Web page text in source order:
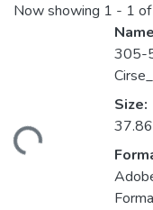
Now showing 1 - 1
305-
Size: